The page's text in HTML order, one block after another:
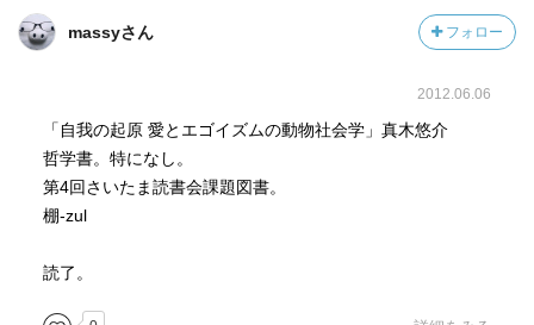
massyさん フォロー
2012.06.06
「自我の起原 愛とエゴイズムの動物社会学」真木悠介
哲学書。特になし。
第4回さいたま読書会課題図書。
棚-zul
読了。